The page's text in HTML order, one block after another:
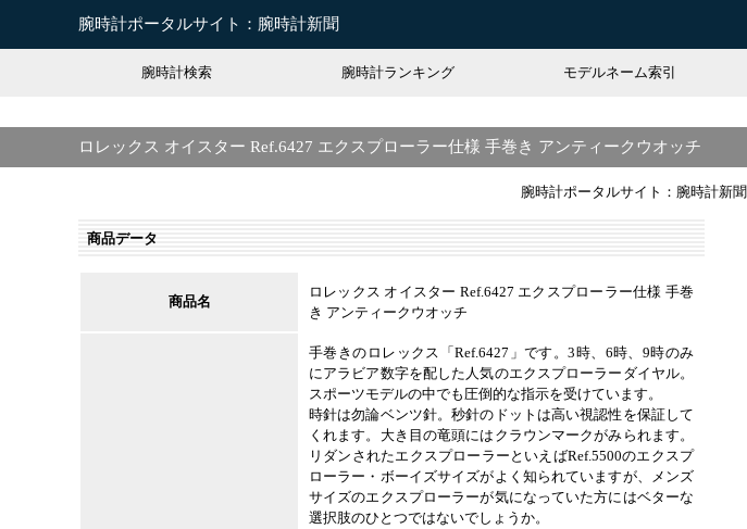
腕時計ポータルサイト：腕時計新聞
腕時計検索 腕時計ランキング モデルネーム索引
ロレックス オイスター Ref.6427 エクスプローラー仕様 手巻き アンティークウオッチ
腕時計ポータルサイト：腕時計新聞
商品データ
商品名
ロレックス オイスター Ref.6427 エクスプローラー仕様 手巻
き アンティークウオッチ
手巻きのロレックス「Ref.6427」です。3時、6時、9時のみ
にアラビア数字を配した人気のエクスプローラーダイヤル。
スポーツモデルの中でも圧倒的な指示を受けています。
時針は勿論ベンツ針。秒針のドットは高い視認性を保証して
くれます。大き目の竜頭にはクラウンマークがみられます。
リダンされたエクスプローラーといえばRef.5500のエクスプ
ローラー・ボーイズサイズがよく知られていますが、メンズ
サイズのエクスプローラーが気になっていた方にはベターな
選択肢のひとつではないでしょうか。